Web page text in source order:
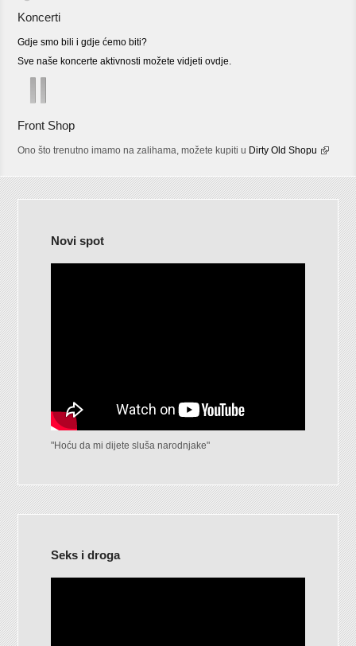
Koncerti
Gdje smo bili i gdje ćemo biti?
Sve naše koncerte aktivnosti možete vidjeti ovdje.
Front Shop
Ono što trenutno imamo na zalihama, možete kupiti u Dirty Old Shopu
Novi spot
"Hoću da mi dijete sluša narodnjake"
Seks i droga